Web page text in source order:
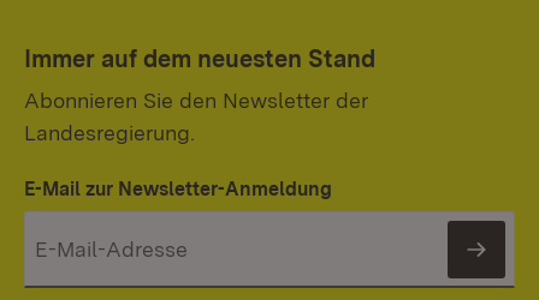
Immer auf dem neuesten Stand
Abonnieren Sie den Newsletter der
Landesregierung.
E-Mail zur Newsletter-Anmeldung